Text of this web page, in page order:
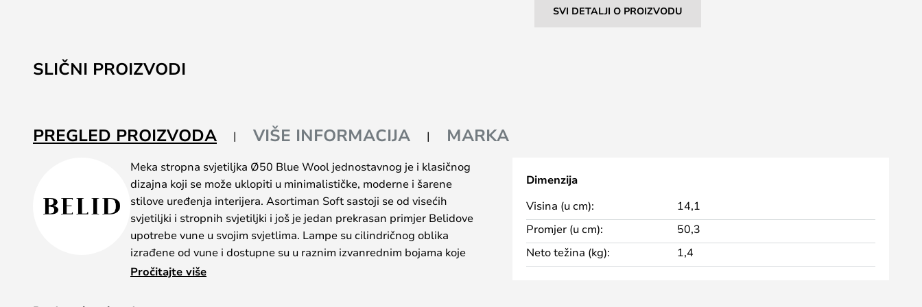
SVI DETALJI O PROIZVODU
SLIČNI PROIZVODI
PREGLED PROIZVODA VIŠE INFORMACIJA MARKA
Meka stropna svjetiljka Ø50 Blue Wool jednostavnog je i klasičnog
dizajna koji se može uklopiti u minimalističke, moderne i šarene
stilove uređenja interijera. Asortiman Soft sastoji se od visećih
svjetiljki i stropnih svjetiljki i još je jedan prekrasan primjer Belidove
upotrebe vune u svojim svjetlima. Lampe su cilindričnog oblika
izrađene od vune i dostupne su u raznim izvanrednim bojama koje
unose život i dinamiku u vaš dizajn interijera, bilo kao prirodni
neutralnom interijeru. S različitim bojama možete dobiti upravo onaj
Pročitajte više
Dimenzija
Visina (u cm):
14,1
Promjer (u cm):
50,3
Neto težina (kg):
1,4